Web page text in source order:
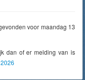
voor maandag 13
dan of er melding van is